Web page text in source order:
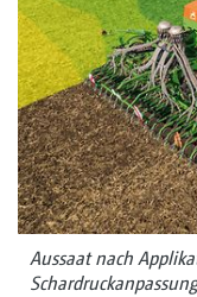
Aussaat nach
Schardruckanpassung